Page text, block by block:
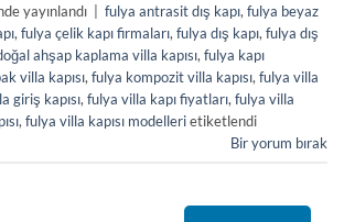
yayınlandı fulya antrasit dış kapı, fulya beyaz
, fulya çelik kapı firmaları, fulya dış kapı, fulya dış
ahşap kaplama villa kapısı, fulya kapı
villa kapısı, fulya kompozit villa kapısı, fulya villa
giriş kapısı, fulya villa kapı fiyatları, fulya villa
, fulya villa kapısı modellerietiketlendi
Bir yorum bırak